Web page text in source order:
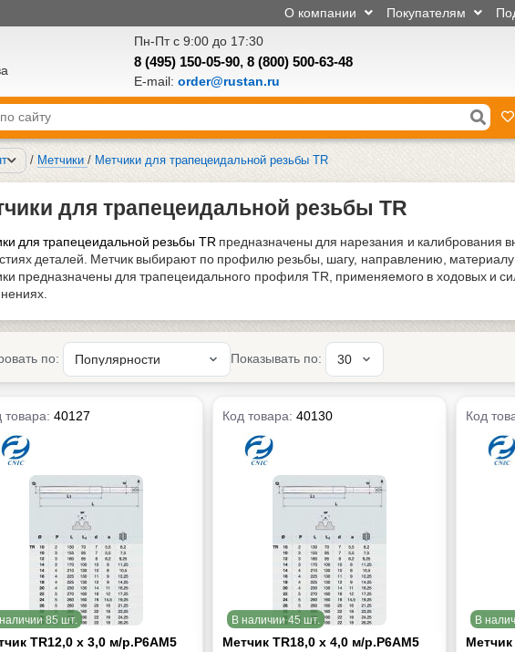
Покупателям
О компании
Пн-Пт с 9:00 до 17:30
8 (495) 150-05-90, 8 (800) 500-63-48
E-mail: order@rustan.ru
/ Метчики / Метчики для трапецеидальной резьбы TR
для трапецеидальной резьбы TR
для трапецеидальной резьбы TR предназначены для нарезания и калибрования
деталей. Метчик выбирают по профилю резьбы, шагу, направлению, материалу
предназначены для трапецеидального профиля TR, применяемого в ходовых и
по: Показывать по:
товара: 40127
85 шт.
TR12,0 х 3,0 м/р.Р6АМ5
Код товара:40130
В наличии 45 шт.
Метчик TR18,0 х 4,0 м/р.Р6АМ5
Код
В